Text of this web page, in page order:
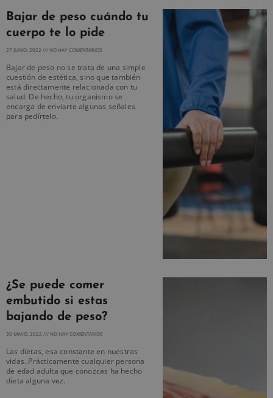
Bajar de peso cuándo tu
cuerpo te lo pide
27 JUNIO, 2022 NO HAY COMENTARIOS
Bajar de peso no se trata de una simple
cuestión de estética, sino que también
está directamente relacionada con tu
salud. De hecho, tu organismo se
encarga de enviarte algunas señales
para pedírtelo.
¿Se puede comer
embutido si estas
bajando de peso?
30 MAYO, 2022 NO HAY COMENTARIOS
Las dietas, esa constante en nuestras
vidas. Prácticamente cualquier persona
de edad adulta que conozcas ha hecho
dieta alguna vez.